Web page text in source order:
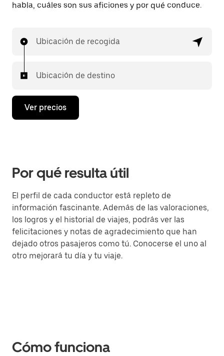
habla, cuáles son sus aficiones y por qué conduce.
Ubicación de recogida
Ubicación de destino
Ver precios
Por qué resulta útil
El perfil de cada conductor está repleto de
información fascinante. Además de las valoraciones,
los logros y el historial de viajes, podrás ver las
felicitaciones y notas de agradecimiento que han
dejado otros pasajeros como tú. Conocerse el uno al
otro mejorará tu día y tu viaje.
Cómo funciona